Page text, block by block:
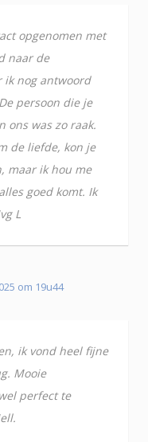
opgenomen met
naar de
ik nog antwoord
persoon die je
ons was zo raak.
de liefde, kon je
maar ik hou me
goed komt. Ik
L
om 19u44
ik vond heel fijne
Mooie
perfect te